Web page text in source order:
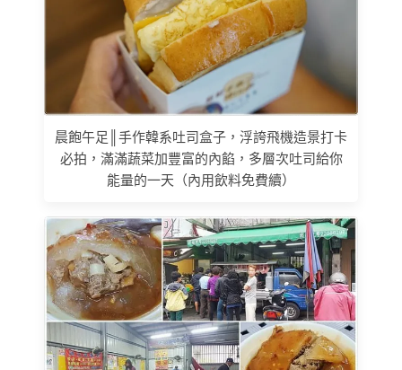
晨飽午足║手作韓系吐司盒子，浮誇飛機造景打卡
必拍，滿滿蔬菜加豐富的內餡，多層次吐司給你
能量的一天（內用飲料免費續）